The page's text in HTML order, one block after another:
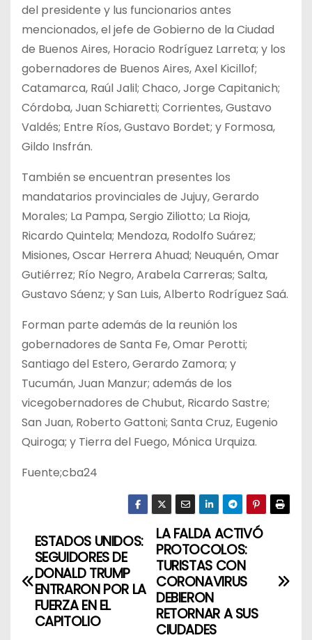
del presidente y lus funcionarios antes
mencionados, el jefe de Gobierno de la Ciudad
de Buenos Aires, Horacio Rodríguez Larreta; y los
gobernadores de Buenos Aires, Axel Kicillof;
Catamarca, Raúl Jalil; Chaco, Jorge Capitanich;
Córdoba, Juan Schiaretti; Corrientes, Gustavo
Valdés; Entre Ríos, Gustavo Bordet; y Formosa,
Gildo Insfrán.
También se encuentran presentes los
mandatarios provinciales de Jujuy, Gerardo
Morales; La Pampa, Sergio Ziliotto; La Rioja,
Ricardo Quintela; Mendoza, Rodolfo Suárez;
Misiones, Oscar Herrera Ahuad; Neuquén, Omar
Gutiérrez; Río Negro, Arabela Carreras; Salta,
Gustavo Sáenz; y San Luis, Alberto Rodríguez Saá.
Forman parte además de la reunión los
gobernadores de Santa Fe, Omar Perotti;
Santiago del Estero, Gerardo Zamora; y
Tucumán, Juan Manzur; además de los
vicegobernadores de Chubut, Ricardo Sastre;
San Juan, Roberto Gattoni; Santa Cruz, Eugenio
Quiroga; y Tierra del Fuego, Mónica Urquiza.
Fuente;cba24
N
LA FALDA ACTIVÓ
PROTOCOLOS:
TURISTAS CON
CORONAVIRUS
DEBIERON
RETORNAR A SUS
CIUDADES
ESTADOS UNIDOS:
SEGUIDORES DE
DONALD TRUMP
ENTRARON POR LA
FUERZA EN EL
CAPITOLIO